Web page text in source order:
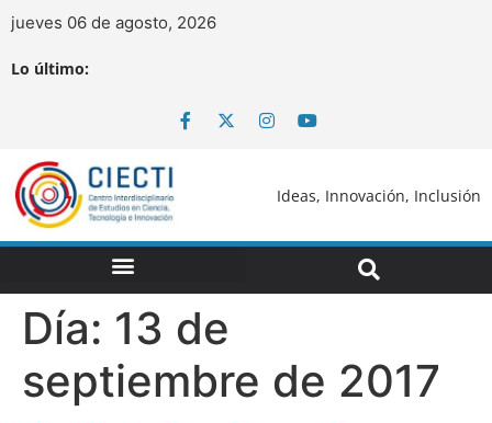
jueves 06 de agosto, 2026
Lo último:
Ideas, Innovación, Inclusión
Día: 13 de
septiembre de 2017